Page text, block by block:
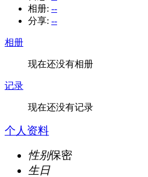
相册: --
分享: --
相册
现在还没有相册
记录
现在还没有记录
个人资料
性别保密
生日